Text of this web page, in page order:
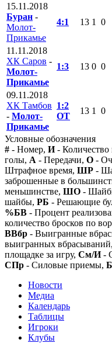
15.11.2018
Буран -
Молот-
Прикамье
4:1 13 1 0
11.11.2018
ХК Саров -
Молот-
Прикамье
1:3 13 0 0
09.11.2018
ХК Тамбов
- Молот-
Прикамье
1:2
ОТ
13 1 0
Условные обозначения
# - Номер, И- Количество
голы, А - Передачи, О -
Штрафное время, ШР -
заброшенные в
меньшинстве, ШО -
шайбы, РБ - Решающие
%БВ - Процент
количество бросков по
ВВбр - Выигранные
выигранных вбрасываний,
площадке за игру, См/И-
СПр - Силовые приемы,
Новости
Медиа
Календарь
Таблицы
Игроки
Клубы